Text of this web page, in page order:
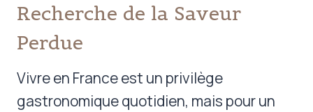
Recherche de la Saveur
Perdue
Vivre en France est un privilège
gastronomique quotidien, mais pour un